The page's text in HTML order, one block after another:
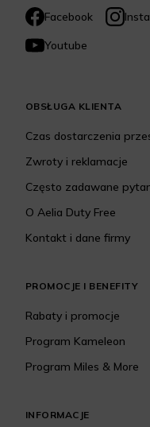
Facebook
Youtube
OBSŁUGA KLIENTA
Czas dostarczenia
Zwroty i reklamacje
Często zadawane
O Aelia Duty Free
Kontakt i dane firmy
PROMOCJE I BENEFITY
Rabaty i promocje
Program Kameleon
Program Miles & More
INFORMACJE